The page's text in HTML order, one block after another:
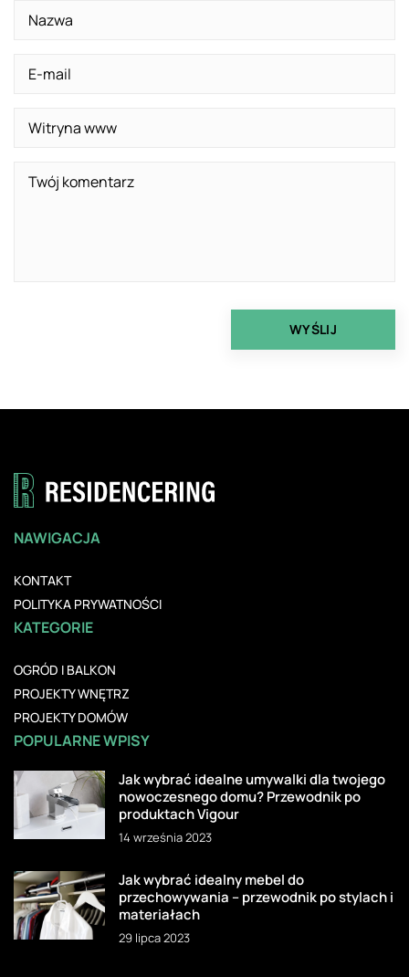
NAWIGACJA
KONTAKT
POLITYKA PRYWATNOŚCI
KATEGORIE
OGRÓD I BALKON
PROJEKTY WNĘTRZ
PROJEKTY DOMÓW
POPULARNE WPISY
Jak wybrać idealne umywalki dla twojego
nowoczesnego domu? Przewodnik po
produktach Vigour
14 września 2023
Jak wybrać idealny mebel do
przechowywania – przewodnik po stylach i
materiałach
29 lipca 2023